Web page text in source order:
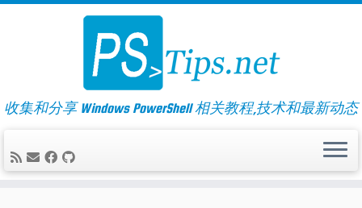
Skip
收集和分享 Windows PowerShell 相关教程,技术和最新动态